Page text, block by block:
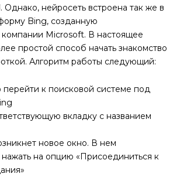
Однако, нейросеть встроена так же в
Bing, созданную
компании Microsoft. В настоящее
простой способ начать знакомство
Алгоритм работы следующий:
к поисковой системе под
вкладку с названием
новое окно. В нем
на опцию «Присоединиться к